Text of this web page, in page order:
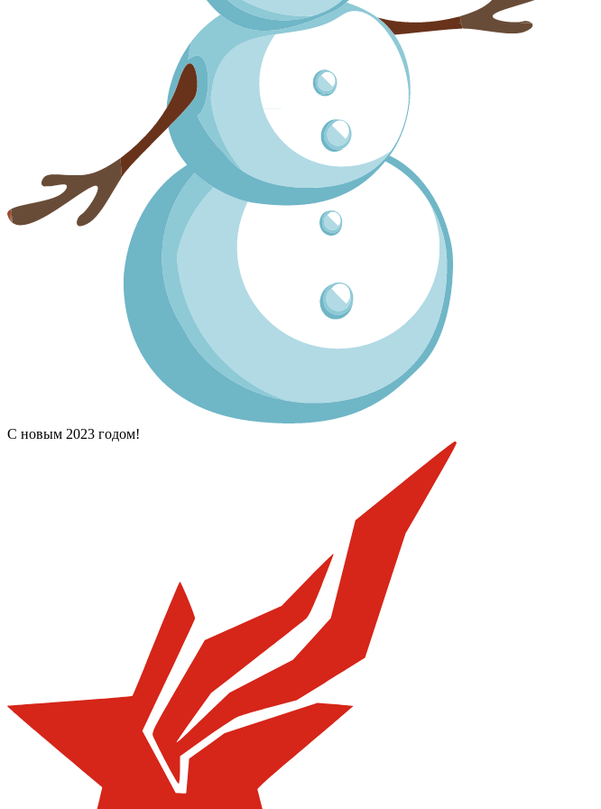
С новым 2023 годом!